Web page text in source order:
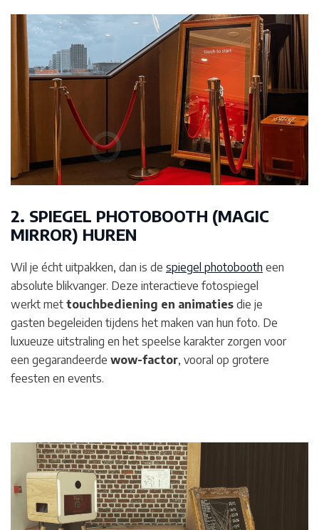
2. SPIEGEL PHOTOBOOTH (MAGIC
MIRROR) HUREN
Wil je écht uitpakken, dan is de spiegel photobooth een
absolute blikvanger. Deze interactieve fotospiegel
werkt met touchbediening en animaties die je
gasten begeleiden tijdens het maken van hun foto. De
luxueuze uitstraling en het speelse karakter zorgen voor
een gegarandeerde wow-factor, vooral op grotere
feesten en events.